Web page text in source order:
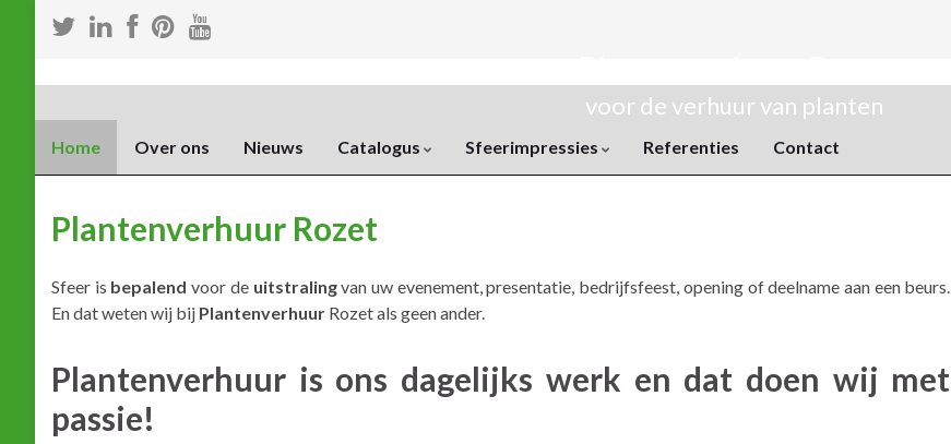
voor de verhuur van planten
Home Over ons Nieuws Catalogus Sfeerimpressies Referenties Contact
Plantenverhuur Rozet
Sfeer is bepalend voor de uitstralingvan uw evenement, presentatie, bedrijfsfeest, opening of deelname aan een beurs.
En dat weten wij bij Plantenverhuur Rozet als geen ander.
Plantenverhuur is ons dagelijks werk en dat doen wij met
passie!